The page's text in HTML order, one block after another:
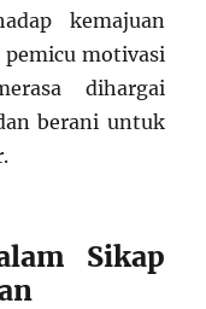
kemajuan
pemicu motivasi
dihargai
berani untuk
Sikap